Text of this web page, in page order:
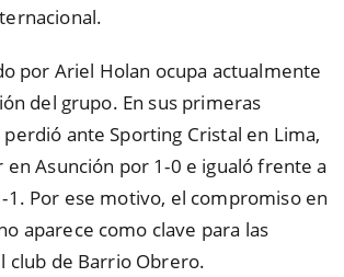
por Ariel Holan ocupa actualmente
del grupo. En sus primeras
ante Sporting Cristal en Lima,
en Asunción por 1-0 e igualó frente a
1. Por ese motivo, el compromiso en
aparece como clave para las
club de Barrio Obrero.